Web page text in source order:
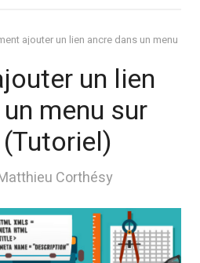
ajouter un lien ancre dans un menu
un lien
menu sur
Corthésy